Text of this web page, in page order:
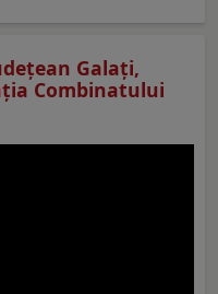
Galaţi,
Combinatului